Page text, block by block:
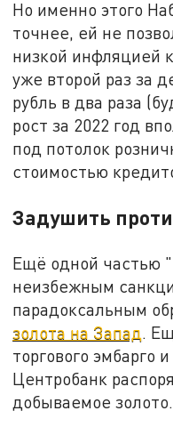
Но именно этого
точнее, ей не
низкой инфляцией
уже второй раз за
рубль в два раза
рост за 2022 год
под потолок
стоимостью
Задушить
Ещё одной частью
неизбежным
парадоксальным
золота на Запад.
торгового эмбарго
Центробанк
добываемое золото.